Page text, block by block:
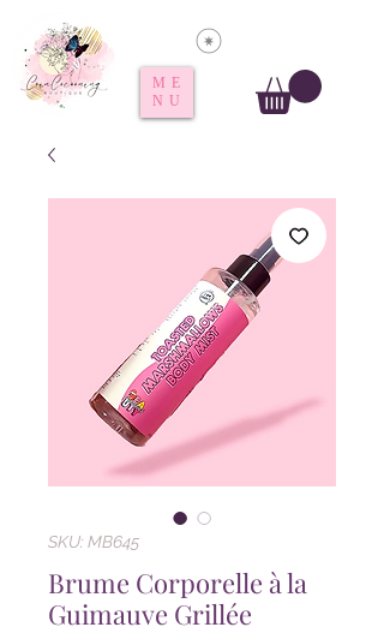
ME
NU
SKU: MB645
Brume Corporelle à la
Guimauve Grillée